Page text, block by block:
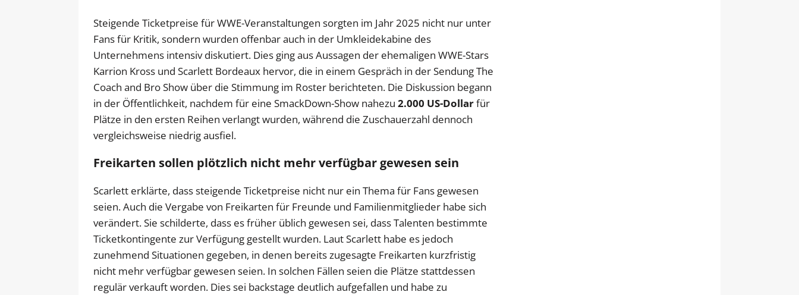
Steigende Ticketpreise für WWE-Veranstaltungen sorgten im Jahr 2025 nicht nur unter
Fans für Kritik, sondern wurden offenbar auch in der Umkleidekabine des
Unternehmens intensiv diskutiert. Dies ging aus Aussagen der ehemaligen WWE-Stars
Karrion Kross und Scarlett Bordeaux hervor, die in einem Gespräch in der Sendung The
Coach and Bro Show über die Stimmung im Roster berichteten. Die Diskussion begann
in der Öffentlichkeit, nachdem für eine SmackDown-Show nahezu 2.000 US-Dollarfür
Plätze in den ersten Reihen verlangt wurden, während die Zuschauerzahl dennoch
vergleichsweise niedrig ausfiel.
Freikarten sollen plötzlich nicht mehr verfügbar gewesen sein
Scarlett erklärte, dass steigende Ticketpreise nicht nur ein Thema für Fans gewesen
seien. Auch die Vergabe von Freikarten für Freunde und Familienmitglieder habe sich
verändert. Sie schilderte, dass es früher üblich gewesen sei, dass Talenten bestimmte
Ticketkontingente zur Verfügung gestellt wurden. Laut Scarlett habe es jedoch
zunehmend Situationen gegeben, in denen bereits zugesagte Freikarten kurzfristig
nicht mehr verfügbar gewesen seien. In solchen Fällen seien die Plätze stattdessen
regulär verkauft worden. Dies sei backstage deutlich aufgefallen und habe zu